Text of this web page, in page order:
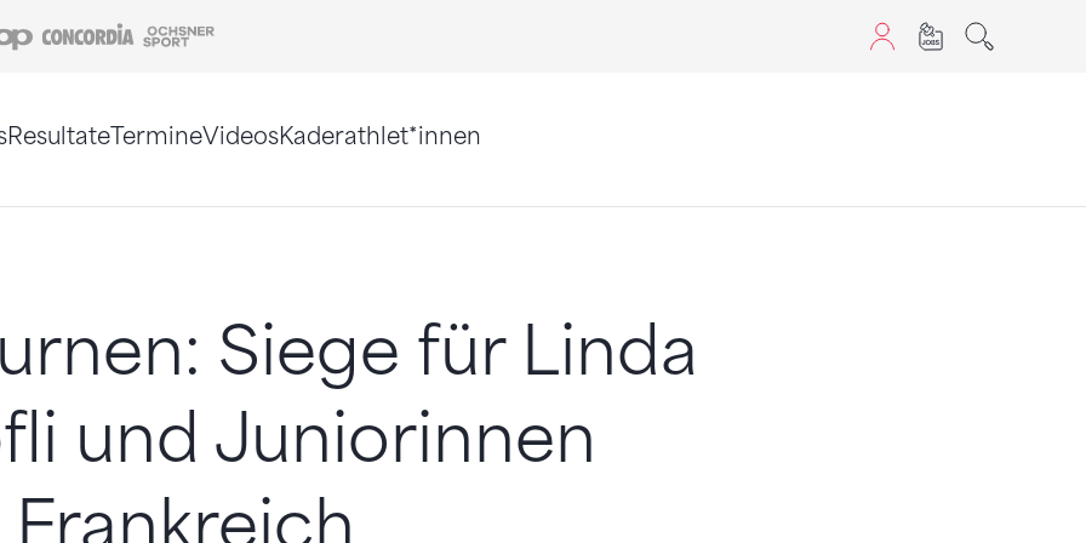
Coop Concordia
ResultateTermineVideosKaderathlet*innen
Siege für Linda
und Juniorinnen